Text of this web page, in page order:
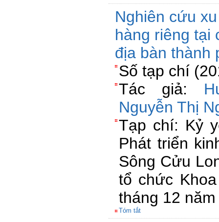
Nghiên cứu
hàng riêng tại
địa bàn thành
Số tạp chí
Tác giả:
Nguyễn Thị
Tạp chí: Kỷ
Phát triển
Sông Cửu
tổ chức
tháng 12
Tóm tắt